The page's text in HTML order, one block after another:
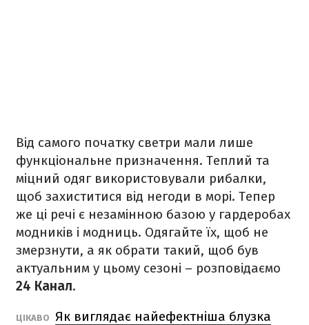
Від самого початку светри мали лише
функціональне призначення. Теплий та
міцний одяг використовували рибалки,
щоб захиститися від негоди в морі. Тепер
же ці речі є незамінною базою у гардеробах
модників і модниць. Одягайте їх, щоб не
змерзнути, а як обрати такий, щоб був
актуальним у цьому сезоні – розповідаємо
24 Канал.
ЦІКАВО Як виглядає найефектніша блузка